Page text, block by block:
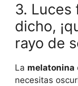
3.
dicho,
rayo de
La melatonina
necesitas